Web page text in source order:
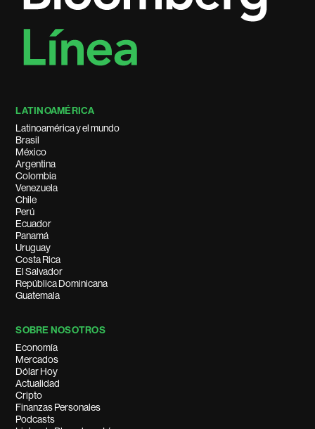
LATINOAMÉRICA
Latinoamérica y el mundo
Brasil
México
Argentina
Colombia
Venezuela
Chile
Perú
Ecuador
Panamá
Uruguay
Costa Rica
El Salvador
República Dominicana
Guatemala
SOBRE NOSOTROS
Economía
Mercados
Dólar Hoy
Actualidad
Cripto
Finanzas Personales
Podcasts